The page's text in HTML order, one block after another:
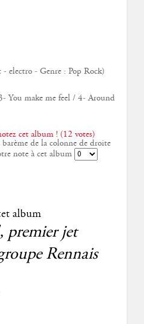
electro - Genre : Pop Rock)
You make me feel / 4- Around
cet album ! (12 votes)
de la colonne de droite
note à cet album
jet
Rennais